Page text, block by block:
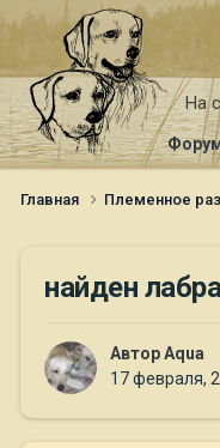
На
Главная Племенное
найден
АвторAqua
17 февраля,